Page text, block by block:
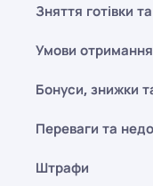
Зняття готівки
Умови
Бонуси, знижки
Переваги та
Штрафи